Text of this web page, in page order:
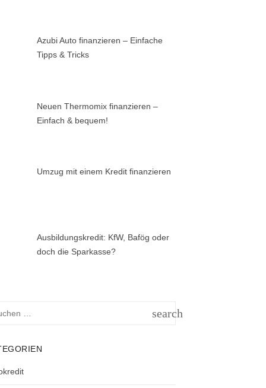
Azubi Auto finanzieren – Einfache
Tipps & Tricks
Neuen Thermomix finanzieren –
Einfach & bequem!
Umzug mit einem Kredit finanzieren
Ausbildungskredit: KfW, Bafög oder
doch die Sparkasse?
search